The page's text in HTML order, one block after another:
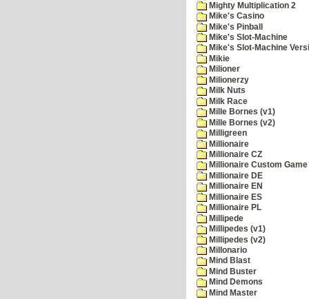
Mighty Multiplication 2
Mike's Casino
Mike's Pinball
Mike's Slot-Machine
Mike's Slot-Machine
Mikie
Milioner
Milionerzy
Milk Nuts
Milk Race
Mille Bornes (v1)
Mille Bornes (v2)
Milligreen
Millionaire
Millionaire CZ
Millionaire Custom
Millionaire DE
Millionaire EN
Millionaire ES
Millionaire PL
Millipede
Millipedes (v1)
Millipedes (v2)
Millonario
Mind Blast
Mind Buster
Mind Demons
Mind Master